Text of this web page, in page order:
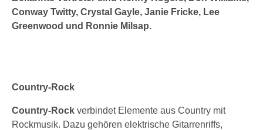
Conway Twitty, Crystal Gayle, Janie Fricke, Lee
Greenwood und Ronnie Milsap.
Country-Rock
Country-Rock verbindet Elemente aus Country mit
Rockmusik. Dazu gehören elektrische Gitarrenriffs,